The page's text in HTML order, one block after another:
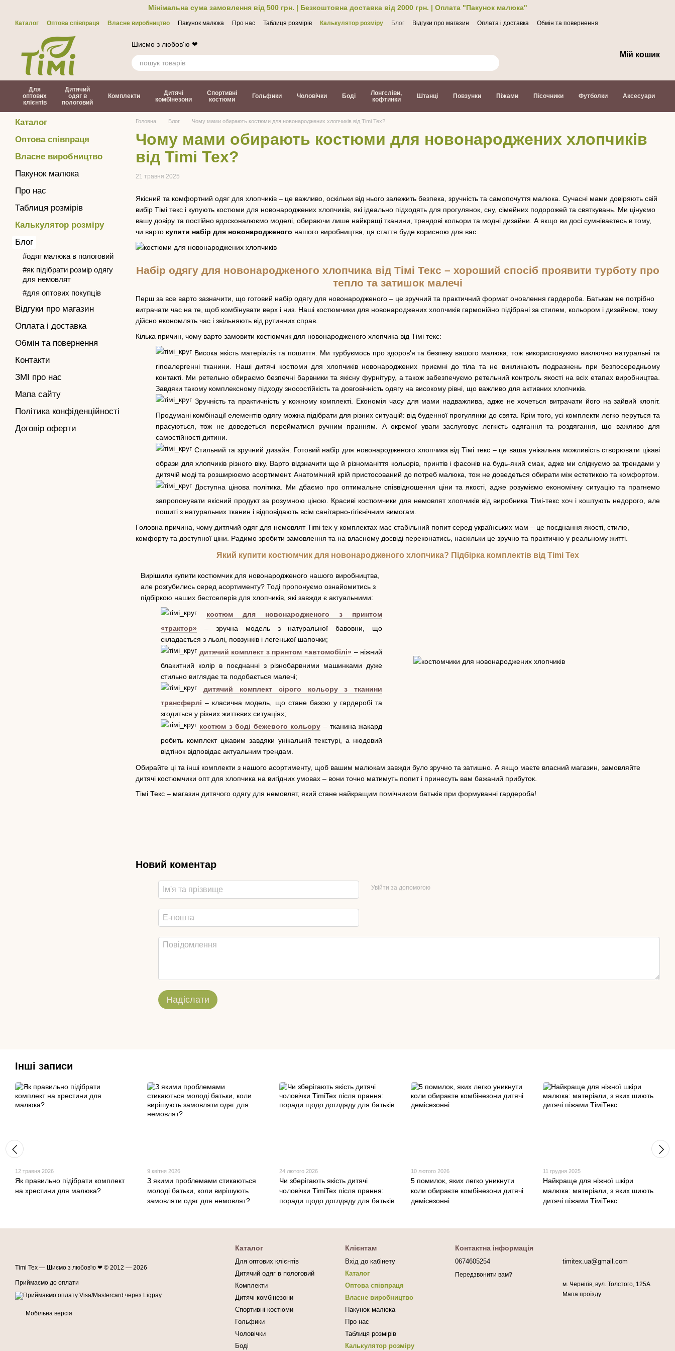
Мінімальна сума замовлення від 500 грн. | Безкоштовна доставка від 2000 грн. | Оплата "Пакунок малюка"
Каталог Оптова співпраця Власне виробництво Пакунок малюка Про нас Таблиця розмірів Калькулятор розміру Блог Відгуки про магазин Оплата і доставка
Обмін та повернення
Шиємо з любов'ю ❤
Мій кошик
Для
оптових
клієнтів
Дитячий
одяг в
пологовий
Комплекти
Дитячі
комбінезони
Спортивні
костюми
Гольфики Чоловічки Боді
Лонгсліви,
кофтинки
Штанці Повзунки Піжами Пісочники Футболки Аксесуари
Головна Блог Чому мами обирають костюми для новонароджених хлопчиків від Timi Tex?
Чому мами обирають костюми для новонароджених хлопчиків
від Timi Tex?
21 травня 2025
Якісний та комфортний одяг для хлопчиків – це важливо, оскільки від нього залежить безпека, зручність та самопочуття малюка. Сучасні мами довіряють свій
вибір Тімі текс і купують костюми для новонароджених хлопчиків, які ідеально підходять для прогулянок, сну, сімейних подорожей та святкувань. Ми цінуємо
вашу довіру та постійно вдосконалюємо моделі, обираючи лише найкращі тканини, трендові кольори та модні дизайни. А якщо ви досі сумніваєтесь в тому,
чи варто купити набір для новонародженого нашого виробництва, ця стаття буде корисною для вас.
Набір одягу для новонародженого хлопчика від Тімі Текс – хороший спосіб проявити турботу про
тепло та затишок малечі
Перш за все варто зазначити, що готовий набір одягу для новонародженого – це зручний та практичний формат оновлення гардероба. Батькам не потрібно
витрачати час на те, щоб комбінувати верх і низ. Наші костюмчики для новонароджених хлопчиків гармонійно підібрані за стилем, кольором і дизайном, тому
дійсно економлять час і звільняють від рутинних справ.
Кілька причин, чому варто замовити костюмчик для новонародженого хлопчика від Тімі текс:
Висока якість матеріалів та пошиття. Ми турбуємось про здоров'я та безпеку вашого малюка, тож використовуємо виключно натуральні та
гіпоалергенні тканини. Наші дитячі костюми для хлопчиків новонароджених приємні до тіла та не викликають подразнень при безпосередньому
контакті. Ми ретельно обираємо безпечні барвники та якісну фурнітуру, а також забезпечуємо ретельний контроль якості на всіх етапах виробництва.
Завдяки такому комплексному підходу зносостійкість та довговічність одягу на високому рівні, що важливо для активних хлопчиків.
Зручність та практичність у кожному комплекті. Економія часу для мами надважлива, адже не хочеться витрачати його на зайвий клопіт.
Продумані комбінації елементів одягу можна підібрати для різних ситуацій: від буденної прогулянки до свята. Крім того, усі комплекти легко перуться та
прасуються, тож не доведеться перейматися ручним пранням. А окремої уваги заслуговує легкість одягання та роздягання, що важливо для
самостійності дитини.
Стильний та зручний дизайн. Готовий набір для новонародженого хлопчика від Тімі текс – це ваша унікальна можливість створювати цікаві
образи для хлопчиків різного віку. Варто відзначити ще й різноманіття кольорів, принтів і фасонів на будь-який смак, адже ми слідкуємо за трендами у
дитячій моді та розширюємо асортимент. Анатомічний крій пристосований до потреб малюка, тож не доведеться обирати між естетикою та комфортом.
Доступна цінова політика. Ми дбаємо про оптимальне співвідношення ціни та якості, адже розуміємо економічну ситуацію та прагнемо
запропонувати якісний продукт за розумною ціною. Красиві костюмчики для немовлят хлопчиків від виробника Тімі-текс хоч і коштують недорого, але
пошиті з натуральних тканин і відповідають всім санітарно-гігієнічним вимогам.
Головна причина, чому дитячий одяг для немовлят Timi tex у комплектах має стабільний попит серед українських мам – це поєднання якості, стилю,
комфорту та доступної ціни. Радимо зробити замовлення та на власному досвіді переконатись, наскільки це зручно та практично у реальному житті.
Який купити костюмчик для новонародженого хлопчика? Підбірка комплектів від Timi Tex
Вирішили купити костюмчик для новонародженого нашого виробництва,
але розгубились серед асортименту? Тоді пропонуємо ознайомитись з
підбіркою наших бестселерів для хлопчиків, які завжди є актуальними:
костюм для новонародженого з принтом
«трактор» – зручна модель з натуральної бавовни, що
складається з льолі, повзунків і легенької шапочки;
дитячий комплект з принтом «автомобілі» – ніжний
блакитний колір в поєднанні з різнобарвними машинками дуже
стильно виглядає та подобається малечі;
дитячий комплект сірого кольору з тканини
трансферлі – класична модель, що стане базою у гардеробі та
згодиться у різних життєвих ситуаціях;
костюм з боді бежевого кольору – тканина жакард
робить комплект цікавим завдяки унікальній текстурі, а нюдовий
відтінок відповідає актуальним трендам.
Обирайте ці та інші комплекти з нашого асортименту, щоб вашим малюкам завжди було зручно та затишно. А якщо маєте власний магазин, замовляйте
дитячі костюмчики опт для хлопчика на вигідних умовах – вони точно матимуть попит і принесуть вам бажаний прибуток.
Тімі Текс – магазин дитячого одягу для немовлят, який стане найкращим помічником батьків при формуванні гардероба!
Новий коментар
Увійти за допомогою
Надіслати
Каталог
Оптова співпраця
Власне виробництво
Пакунок малюка
Про нас
Таблиця розмірів
Калькулятор розміру
Блог
#одяг малюка в пологовий
#як підібрати розмір одягу
для немовлят
#для оптових покупців
Відгуки про магазин
Оплата і доставка
Обмін та повернення
Контакти
ЗМІ про нас
Мапа сайту
Політика конфіденційності
Договір оферти
Інші записи
12 травня 2026
Як правильно підібрати комплект
на хрестини для малюка?
9 квітня 2026
З якими проблемами стикаються
молоді батьки, коли вирішують
замовляти одяг для немовлят?
24 лютого 2026
Чи зберігають якість дитячі
чоловічки TimiTex після прання:
поради щодо доглдяду для батьків
10 лютого 2026
5 помилок, яких легко уникнути
коли обираєте комбінезони дитячі
демісезонні
11 грудня 2025
Найкраще для ніжної шкіри
малюка: матеріали, з яких шиють
дитячі піжами ТіміТекс:
Timi Tex — Шиємо з любов'ю ❤ © 2012 — 2026
Приймаємо до оплати
Мобільна версія
Каталог
Для оптових клієнтів
Дитячий одяг в пологовий
Комплекти
Дитячі комбінезони
Спортивні костюми
Гольфики
Чоловічки
Боді
Клієнтам
Вхід до кабінету
Каталог
Оптова співпраця
Власне виробництво
Пакунок малюка
Про нас
Таблиця розмірів
Калькулятор розміру
Контактна інформація
0674605254
Передзвонити вам?
timitex.ua@gmail.com
м. Чернігів, вул. Толстого, 125А
Мапа проїзду